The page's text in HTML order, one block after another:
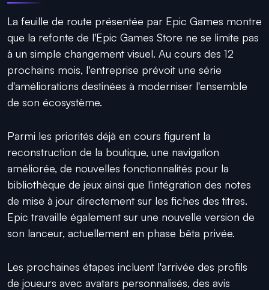
La feuille de route présentée par Epic Games montre
que la refonte de l'Epic Games Store ne se limite pas
à un simple changement visuel. Au cours des 12
prochains mois, l'entreprise prévoit une série
d'améliorations destinées à moderniser l'ensemble
de son écosystème.
Parmi les priorités déjà en cours figurent la
reconstruction de la boutique, une navigation
améliorée, de nouvelles fonctionnalités pour la
bibliothèque de jeux ainsi que l'intégration des notes
de mise à jour directement sur les fiches des titres.
Epic travaille également sur une nouvelle version de
son lanceur, actuellement en phase bêta privée.
Les prochaines étapes incluent l'arrivée des profils
de joueurs avec avatars personnalisés, des avis